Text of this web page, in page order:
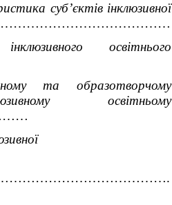
суб’єктів інклюзивної
освітнього
та образотворчому
освітньому